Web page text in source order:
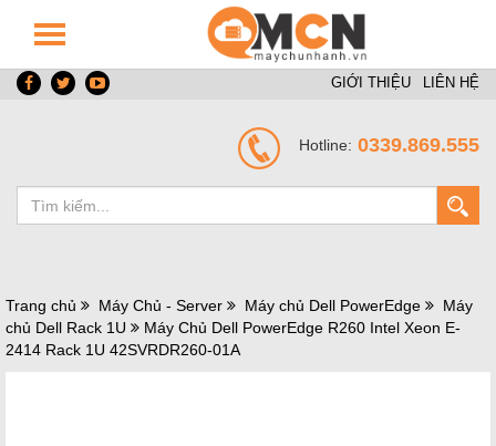
GIỚI THIỆU LIÊN HỆ
Hotline: 0339.869.555
Trang chủ Máy Chủ - Server Máy chủ Dell PowerEdge
Máy
chủ Dell Rack 1U
Máy Chủ Dell PowerEdge R260 Intel Xeon E-
2414 Rack 1U 42SVRDR260-01A